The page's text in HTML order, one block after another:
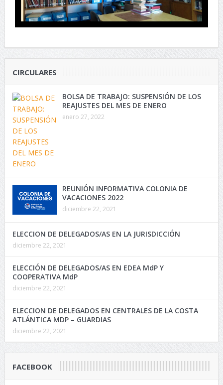
CIRCULARES
BOLSA DE TRABAJO: SUSPENSIÓN DE LOS
REAJUSTES DEL MES DE ENERO
enero 27, 2022
REUNIÓN INFORMATIVA COLONIA DE
VACACIONES 2022
diciembre 22, 2021
ELECCION DE DELEGADOS/AS EN LA JURISDICCIÓN
diciembre 22, 2021
ELECCIÓN DE DELEGADOS/AS EN EDEA MdP Y
COOPERATIVA MdP
diciembre 22, 2021
ELECCION DE DELEGADOS EN CENTRALES DE LA COSTA
ATLÁNTICA MDP – GUARDIAS
diciembre 22, 2021
FACEBOOK